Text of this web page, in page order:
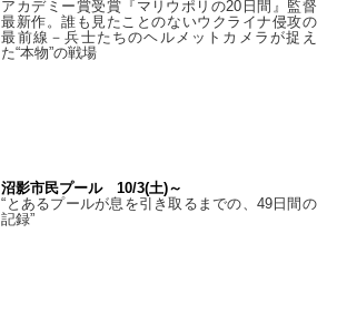
アカデミー賞受賞『マリウポリの20日間』監督
最新作。誰も見たことのないウクライナ侵攻の
最前線－兵士たちのヘルメットカメラが捉え
た“本物”の戦場
沼影市民プール 10/3(土)～
“とあるプールが息を引き取るまでの、49日間の
記録”